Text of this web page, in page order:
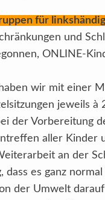
für
und
ONLINE-
wir mit einer
jeweils
der Vorbereitung
aller Kinder
an der
dass es ganz
der Umwelt